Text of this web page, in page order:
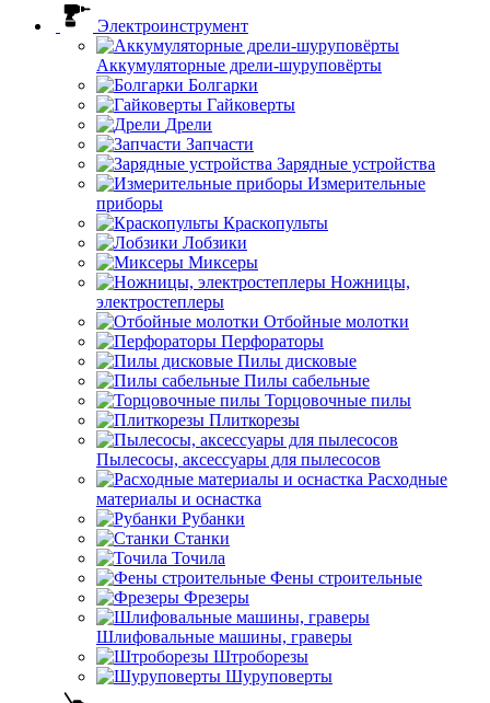
Электроинструмент
Аккумуляторные дрели-шуруповёрты
Болгарки
Гайковерты
Дрели
Запчасти
Зарядные устройства
Измерительные
приборы
Краскопульты
Лобзики
Миксеры
Ножницы,
электростеплеры
Отбойные молотки
Перфораторы
Пилы дисковые
Пилы сабельные
Торцовочные пилы
Плиткорезы
Пылесосы, аксессуары для пылесосов
Расходные
материалы и оснастка
Рубанки
Станки
Точила
Фены строительные
Фрезеры
Шлифовальные машины, граверы
Штроборезы
Шуруповерты